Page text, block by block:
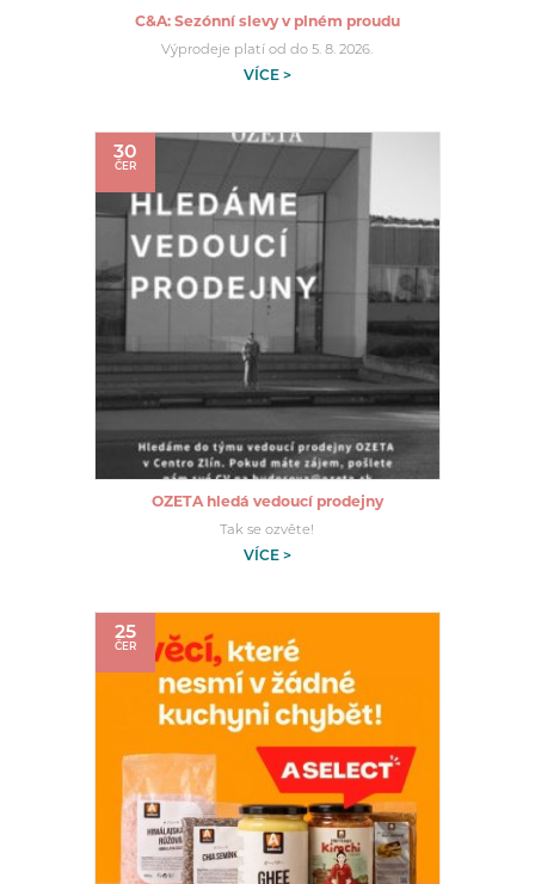
C&A: Sezónní slevy v plném proudu
Výprodeje platí od do 5. 8. 2026.
VÍCE >
30
ČER
OZETA hledá vedoucí prodejny
Tak se ozvěte!
VÍCE >
25
ČER